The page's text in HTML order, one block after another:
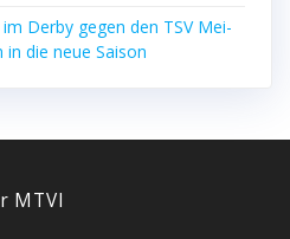
Der­by gegen den TSV Mei­
in die neue Saison
MTVI